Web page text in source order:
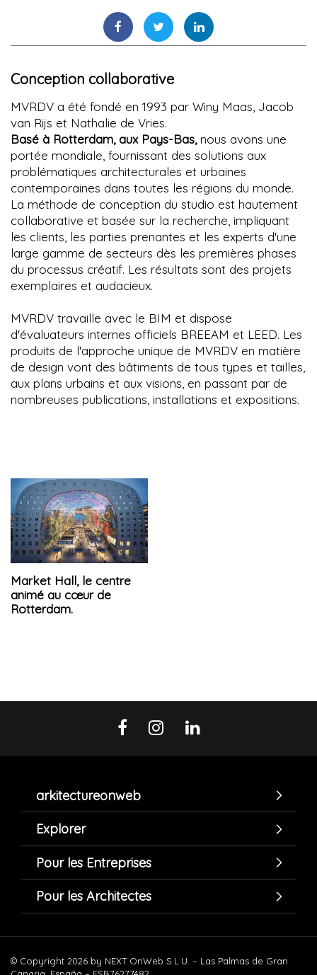
Conception collaborative
MVRDV a été fondé en 1993 par Winy Maas, Jacob
van Rijs et Nathalie de Vries.
Basé à Rotterdam, aux Pays-Bas,nous avons une
portée mondiale, fournissant des solutions aux
problématiques architecturales et urbaines
contemporaines dans toutes les régions du monde.
La méthode de conception du studio est hautement
collaborative et basée sur la recherche, impliquant
les clients, les parties prenantes et les experts d'une
large gamme de secteurs dès les premières phases
du processus créatif. Les résultats sont des projets
exemplaires et audacieux.
MVRDV travaille avec le BIM et dispose
d'évaluateurs internes officiels BREEAM et LEED. Les
produits de l'approche unique de MVRDV en matière
de design vont des bâtiments de tous types et tailles,
aux plans urbains et aux visions, en passant par de
nombreuses publications, installations et expositions.
Market Hall, le centre
animé au cœur de
Rotterdam.
arkitectureonweb
Explorer
Pour les Entreprises
Pour les Architectes
© Copyright 2026 by NEXT OnWeb S.L.U. – Las Palmas de Gran